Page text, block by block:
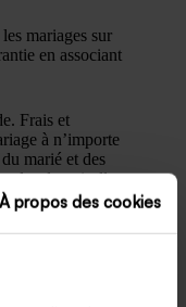
À propos des cookies
mariages sur
en associant
Frais et
à n’importe
marié et des
des demoiselles
tout le monde.